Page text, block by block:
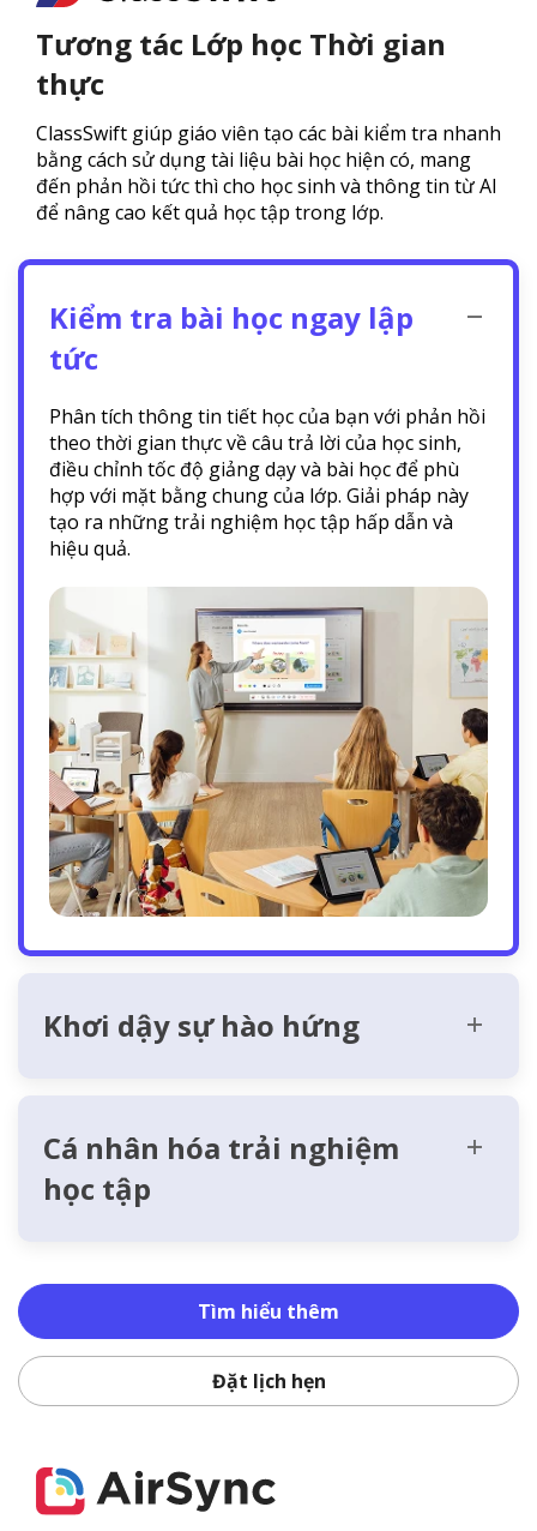
Tương tác Lớp học Thời gian
thực
ClassSwift giúp giáo viên tạo các bài kiểm tra nhanh
bằng cách sử dụng tài liệu bài học hiện có, mang
đến phản hồi tức thì cho học sinh và thông tin từ AI
để nâng cao kết quả học tập trong lớp.
Kiểm tra bài học ngay lập
tức
Phân tích thông tin tiết học của bạn với phản hồi
theo thời gian thực về câu trả lời của học sinh,
điều chỉnh tốc độ giảng dạy và bài học để phù
hợp với mặt bằng chung của lớp. Giải pháp này
tạo ra những trải nghiệm học tập hấp dẫn và
hiệu quả.
Khơi dậy sự hào hứng
Cá nhân hóa trải nghiệm
học tập
Tìm hiểu thêm
Đặt lịch hẹn